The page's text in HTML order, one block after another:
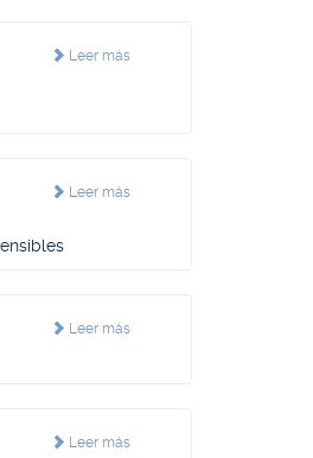
Leer más
Leer más
Leer más
Leer más